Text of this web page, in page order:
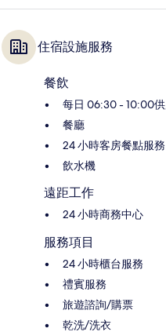
住宿設施服務
餐飲
每日 06:30 - 10:00
餐廳
24 小時客房餐點服務
飲水機
遠距工作
24 小時商務中心
服務項目
24 小時櫃台服務
禮賓服務
旅遊諮詢/購票
乾洗/洗衣